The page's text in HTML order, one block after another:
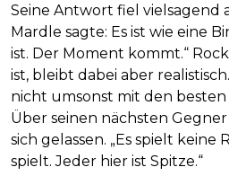
Seine Antwort fiel vielsagend
Mardle sagte: Es ist wie eine
ist. Der Moment kommt.“
ist, bleibt dabei aber
nicht umsonst mit den besten
Über seinen nächsten Gegner
sich gelassen. „Es spielt keine
spielt. Jeder hier ist Spitze.“